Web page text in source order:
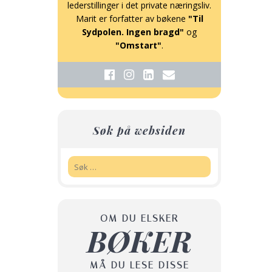
lederstillinger i det private næringsliv.
Marit er forfatter av bøkene "Til
Sydpolen. Ingen bragd" og
"Omstart".
Søk på websiden
OM DU ELSKER
BØKER
MÅ DU LESE DISSE